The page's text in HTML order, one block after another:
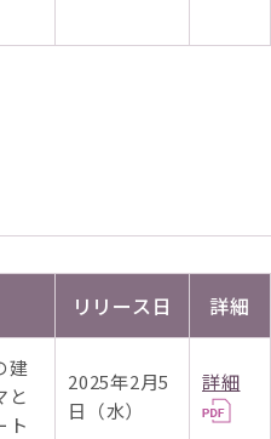
リリース日 詳細
建
と
ト
2025年2月5
日（水）
詳細